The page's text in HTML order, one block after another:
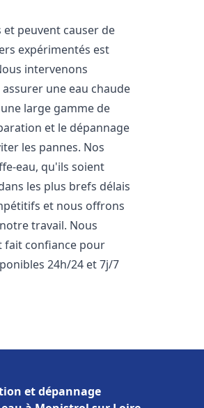
peuvent causer de
expérimentés est
intervenons
une eau chaude
large gamme de
et le dépannage
les pannes. Nos
eau, qu'ils soient
les plus brefs délais
et nous offrons
travail. Nous
fait confiance pour
24h/24 et 7j/7
et dépannage